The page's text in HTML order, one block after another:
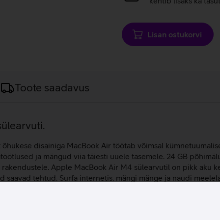
Lisan ostukorvi
Toote saadavus
disainiga MacBook Air töötab võimsal
ja mängud viia täiesti uuele tasemele. 24 GB
Apple MacBook Air M4 sülearvutil on pikk aku
tehtud. Surfa internetis, mängi mänge ja naudi
tehnoloogia ja miljardi värvi tugi.
ning ka sülearvuti enda ekraan saab samaaegselt pilti